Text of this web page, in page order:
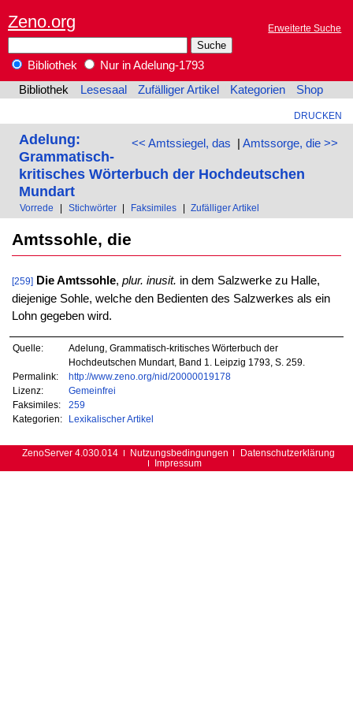
Zeno.org Erweiterte Suche
Bibliothek
Nur in Adelung-1793
Bibliothek
Lesesaal Zufälliger Artikel Kategorien Shop
DRUCKEN
<< Amtssiegel, das | Amtssorge, die >>
Adelung:
Grammatisch-
kritisches Wörterbuch der Hochdeutschen
Mundart
Vorrede Stichwörter Faksimiles Zufälliger Artikel
Amtssohle, die
[259] Die Amtssohle, plur. inusit. in dem Salzwerke zu Halle,
diejenige Sohle, welche den Bedienten des Salzwerkes als ein
Lohn gegeben wird.
Quelle:
Adelung, Grammatisch-kritisches Wörterbuch der
Hochdeutschen Mundart, Band 1. Leipzig 1793, S. 259.
Permalink:
http://www.zeno.org/nid/20000019178
Lizenz:
Gemeinfrei
Faksimiles:
259
Kategorien:
Lexikalischer Artikel
ZenoServer 4.030.014 Nutzungsbedingungen
Datenschutzerklärung
Impressum